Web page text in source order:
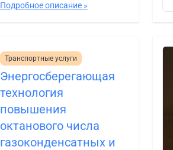
Подробное описание »
Транспортные услуги
Энергосберегающая
технология
повышения
октанового числа
газоконденсатных и